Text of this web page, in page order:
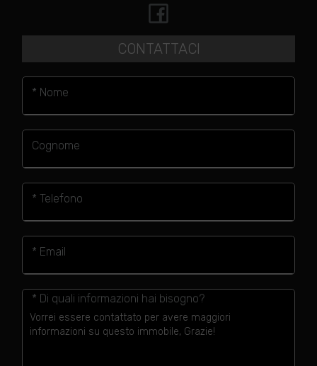
CONTATTACI
* Nome
Cognome
* Telefono
* Email
* Di quali informazioni hai bisogno?